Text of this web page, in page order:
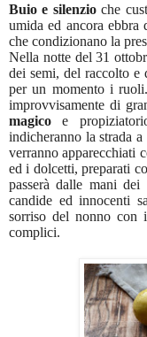
Buio e silenzioche
umida ed ancora ebbra
che condizionano la
Nella notte del 31
dei semi, del raccolto e
per un momento i
improvvisamente di
magico e
indicheranno la strada
verranno apparecchiati
ed i dolcetti, preparati
passerà dalle mani
candide ed innocenti
sorriso del nonno con
complici.